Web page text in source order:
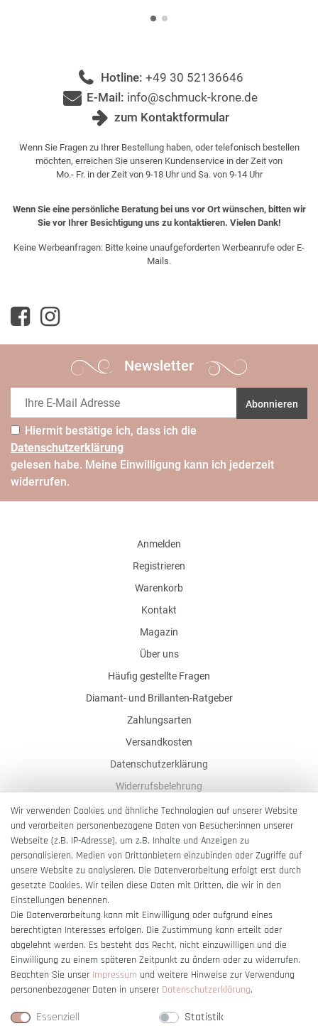
Hotline: +49 30 52136646
E-Mail: info@schmuck-krone.de
zum Kontaktformular
Wenn Sie Fragen zu Ihrer Bestellung haben, oder telefonisch bestellen
möchten, erreichen Sie unseren Kundenservice in der Zeit von
Mo.- Fr. in der Zeit von 9-18 Uhr und Sa. von 9-14 Uhr
Wenn Sie eine persönliche Beratung bei uns vor Ort wünschen, bitten wir
Sie vor Ihrer Besichtigung uns zu kontaktieren. Vielen Dank!
Keine Werbeanfragen: Bitte keine unaufgeforderten Werbeanrufe oder E-
Mails.
Newsletter
Abonnieren
Hiermit bestätige ich, dass ich die
Daten­schutz­erklärung
gelesen habe. Meine Einwilligung kann ich jederzeit
widerrufen.
Anmelden
Registrieren
Warenkorb
Kontakt
Magazin
Über uns
Häufig gestellte Fragen
Diamant- und Brillanten-Ratgeber
Zahlungsarten
Versandkosten
Datenschutzerklärung
Widerrufsbelehrung
AGB
Impressum
Barrierefreiheitserklärung
Vertrag widerrufen
Wir verwenden Cookies und ähnliche Technologien auf unserer Website
und verarbeiten personenbezogene Daten von Besucher:innen unserer
Webseite (z.B. IP-Adresse), um z.B. Inhalte und Anzeigen zu
personalisieren, Medien von Drittanbietern einzubinden oder Zugriffe auf
unsere Website zu analysieren. Die Datenverarbeitung erfolgt erst durch
gesetzte Cookies. Wir teilen diese Daten mit Dritten, die wir in den
Einstellungen benennen.
Die Datenverarbeitung kann mit Einwilligung oder aufgrund eines
berechtigten Interesses erfolgen. Die Zustimmung kann erteilt oder
abgelehnt werden. Es besteht das Recht, nicht einzuwilligen und die
Einwilligung zu einem späteren Zeitpunkt zu ändern oder zu widerrufen.
Beachten Sie unser Impressum und weitere Hinweise zur Verwendung
personenbezogener Daten in unserer Daten­schutz­erklärung.
Essenziell Statistik